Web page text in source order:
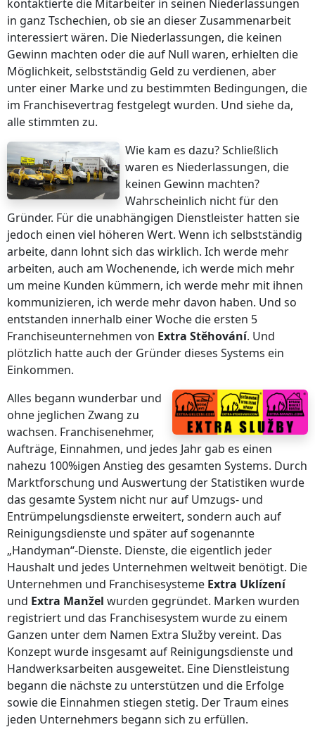
kontaktierte die Mitarbeiter in seinen Niederlassungen
in ganz Tschechien, ob sie an dieser Zusammenarbeit
interessiert wären. Die Niederlassungen, die keinen
Gewinn machten oder die auf Null waren, erhielten die
Möglichkeit, selbstständig Geld zu verdienen, aber
unter einer Marke und zu bestimmten Bedingungen, die
im Franchisevertrag festgelegt wurden. Und siehe da,
alle stimmten zu.
Wie kam es dazu? Schließlich
waren es Niederlassungen, die
keinen Gewinn machten?
Wahrscheinlich nicht für den
Gründer. Für die unabhängigen Dienstleister hatten sie
jedoch einen viel höheren Wert. Wenn ich selbstständig
arbeite, dann lohnt sich das wirklich. Ich werde mehr
arbeiten, auch am Wochenende, ich werde mich mehr
um meine Kunden kümmern, ich werde mehr mit ihnen
kommunizieren, ich werde mehr davon haben. Und so
entstanden innerhalb einer Woche die ersten 5
Franchiseunternehmen von Extra Stěhování. Und
plötzlich hatte auch der Gründer dieses Systems ein
Einkommen.
Alles begann wunderbar und
ohne jeglichen Zwang zu
wachsen. Franchisenehmer,
Aufträge, Einnahmen, und jedes Jahr gab es einen
nahezu 100%igen Anstieg des gesamten Systems. Durch
Marktforschung und Auswertung der Statistiken wurde
das gesamte System nicht nur auf Umzugs- und
Entrümpelungsdienste erweitert, sondern auch auf
Reinigungsdienste und später auf sogenannte
„Handyman“-Dienste. Dienste, die eigentlich jeder
Haushalt und jedes Unternehmen weltweit benötigt. Die
Unternehmen und Franchisesysteme Extra Uklízení
und Extra Manžel wurden gegründet. Marken wurden
registriert und das Franchisesystem wurde zu einem
Ganzen unter dem Namen Extra Služby vereint. Das
Konzept wurde insgesamt auf Reinigungsdienste und
Handwerksarbeiten ausgeweitet. Eine Dienstleistung
begann die nächste zu unterstützen und die Erfolge
sowie die Einnahmen stiegen stetig. Der Traum eines
jeden Unternehmers begann sich zu erfüllen.